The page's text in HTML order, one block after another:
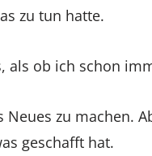
zu tun hatte.
als ob ich schon
Neues zu machen.
geschafft hat.